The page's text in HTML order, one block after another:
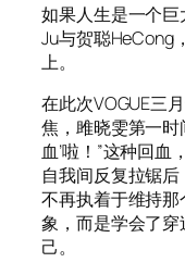
如果人生是一个
Ju与贺聪HeCong
上。
在此次VOGUE三
焦，雎晓雯第一时
血’啦！”这种回
自我间反复拉锯
不再执着于维持那
象，而是学会了
己。